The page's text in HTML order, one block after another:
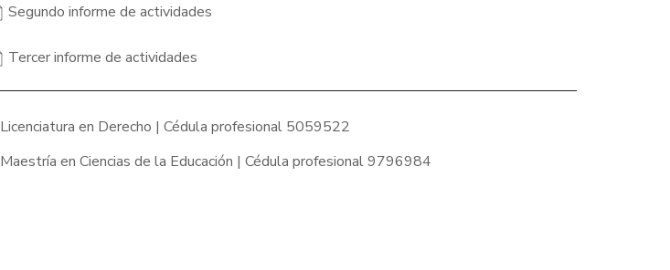
Segundo informe de actividades
Tercer informe de actividades
Licenciatura en Derecho | Cédula profesional 5059522
Maestría en Ciencias de la Educación | Cédula profesional 9796984